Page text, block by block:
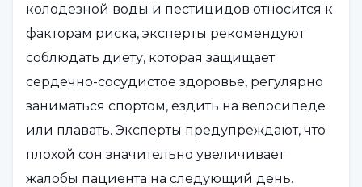
колодезной воды и пестицидов относится к
факторам риска, эксперты рекомендуют
соблюдать диету, которая защищает
сердечно-сосудистое здоровье, регулярно
заниматься спортом, ездить на велосипеде
или плавать. Эксперты предупреждают, что
плохой сон значительно увеличивает
жалобы пациента на следующий день.